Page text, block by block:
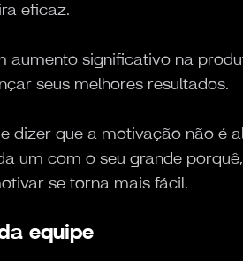
eficaz.
aumento significativo na
seus melhores resultados.
dizer que a motivação não é
um com o seu grande
se torna mais fácil.
equipe